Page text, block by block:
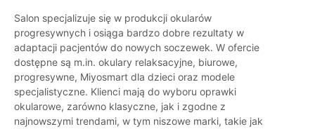
Salon specjalizuje się w produkcji okularów
progresywnych i osiąga bardzo dobre rezultaty w
adaptacji pacjentów do nowych soczewek. W ofercie
dostępne są m.in. okulary relaksacyjne, biurowe,
progresywne, Miyosmart dla dzieci oraz modele
specjalistyczne. Klienci mają do wyboru oprawki
okularowe, zarówno klasyczne, jak i zgodne z
najnowszymi trendami, w tym niszowe marki, takie jak